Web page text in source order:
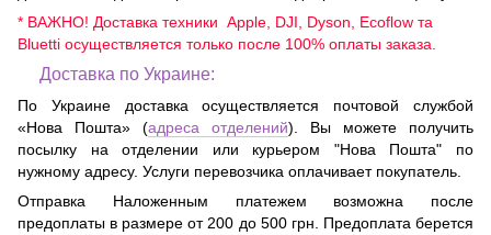
* ВАЖНО! Доставка техники Apple, DJI, Dyson, Ecoflow та
Bluetti осуществляется только после 100% оплаты заказа.
Доставка по Украине:
По Украине доставка осуществляется почтовой службой
«Нова Пошта» (адреса отделений). Вы можете получить
посылку на отделении или курьером "Нова Пошта" по
нужному адресу. Услуги перевозчика оплачивает покупатель.
Отправка Наложенным платежем возможна после
предоплаты в размере от 200 до 500 грн. Предоплата берется